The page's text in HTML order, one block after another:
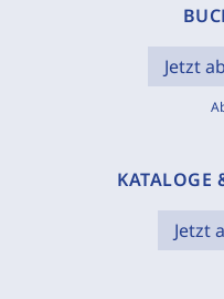
Jetzt
KATALOGE
Jetzt